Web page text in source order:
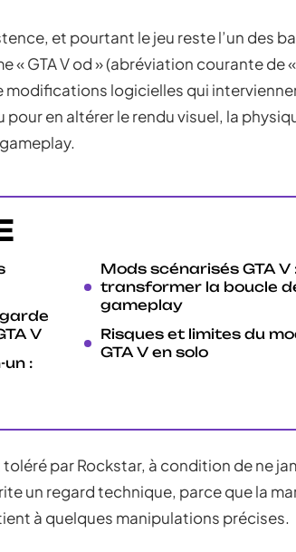
et pourtant le jeu reste l’un des
« GTA V od » (abréviation courante de «
modifications logicielles qui
en altérer le rendu visuel, la
V
:
Mods scénarisés GTA V
transformer la boucle
gameplay
Risques et limites du
GTA V en solo
par Rockstar, à condition de ne
un regard technique, parce que la
à quelques manipulations précises.